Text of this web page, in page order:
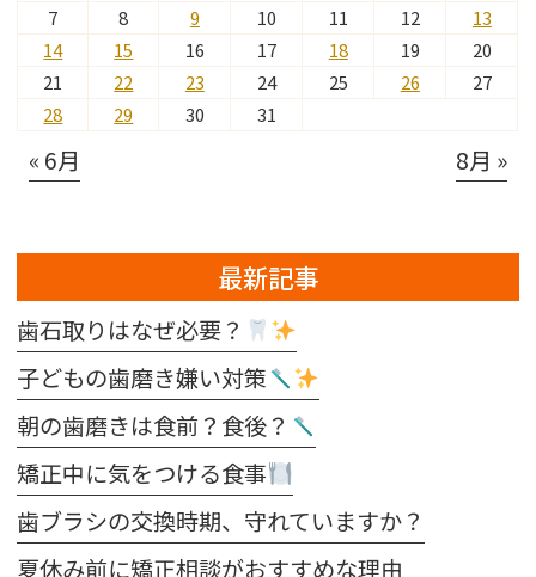
7
8 9 10 11 12
13
14
15 16 17 18 19
20
21
22 23 24 25 26
27
28
29 30 31
« 6月 8月 »
最新記事
歯石取りはなぜ必要？
子どもの歯磨き嫌い対策
朝の歯磨きは食前？食後？
矯正中に気をつける食事
歯ブラシの交換時期、守れていますか？
夏休み前に矯正相談がおすすめな理由